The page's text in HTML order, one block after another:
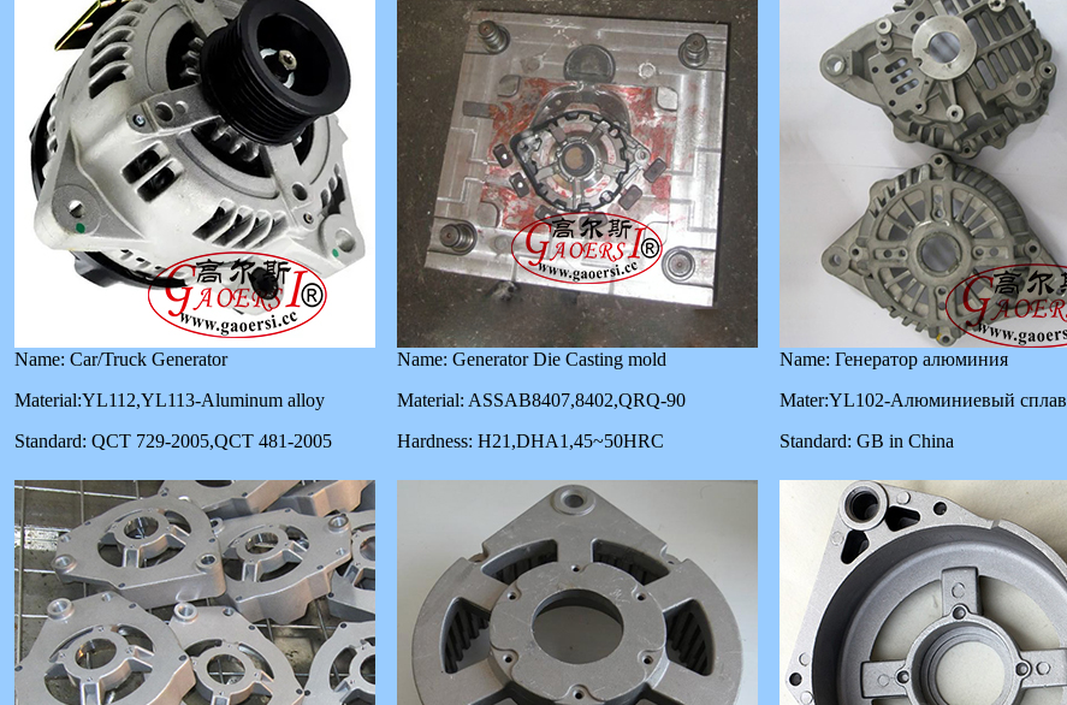
Name: Car/Truck Generator
Material:YL112,YL113-Aluminum alloy
Standard: QCT 729-2005,QCT 481-2005
Name: Generator Die Casting mold
Material: ASSAB8407,8402,QRQ-90
Hardness: H21,DHA1,45~50HRC
Name: Генератор алюминия
Mater:YL102-Алюминиевый сплав
Standard: GB in China